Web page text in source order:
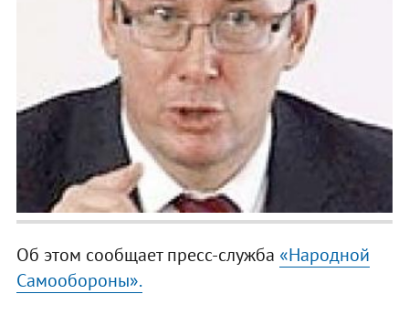
Об этом сообщает пресс-служба «Народной
Самообороны».